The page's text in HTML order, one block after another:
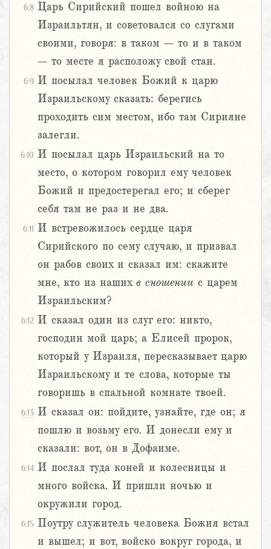
6:8 Царь Сирийский пошел войною на
Израильтян, и советовался со слугами
своими, говоря: в таком – то и в таком
– то месте я расположу свой стан.
6:9 И посылал человек Божий к царю
Израильскому сказать: берегись
проходить сим местом, ибо там Сирияне
залегли.
6:10 И посылал царь Израильский на то
место, о котором говорил ему человек
Божий и предостерегал его; и сберег
себя там не раз и не два.
6:11 И встревожилось сердце царя
Сирийского по сему случаю, и призвал
он рабов своих и сказал им: скажите
мне, кто из наших в сношении с царем
Израильским?
6:12 И сказал один из слуг его: никто,
господин мой царь; а Елисей пророк,
который у Израиля, пересказывает царю
Израильскому и те слова, которые ты
говоришь в спальной комнате твоей.
6:13 И сказал он: пойдите, узнайте, где он; я
пошлю и возьму его. И донесли ему и
сказали: вот, он в Дофаиме.
6:14 И послал туда коней и колесницы и
много войска. И пришли ночью и
окружили город.
6:15 Поутру служитель человека Божия встал
и вышел; и вот, войско вокруг города, и